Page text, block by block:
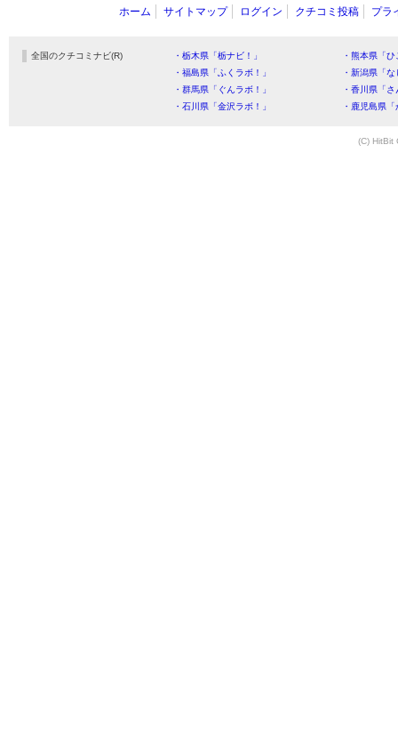
ホーム サイトマップ ログイン クチコミ投稿 プラ
全国のクチコミナビ(R) ・栃木県「栃ナビ！」
・熊本県「
・福島県「ふくラボ！」
・新潟県「
・群馬県「ぐんラボ！」
・香川県「
・石川県「金沢ラボ！」
・鹿児島県
(C) HitBit